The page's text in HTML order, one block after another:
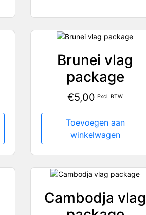
Brunei vlag
package
€5,00 Excl. BTW
Toevoegen aan
winkelwagen
Cambodja vlag